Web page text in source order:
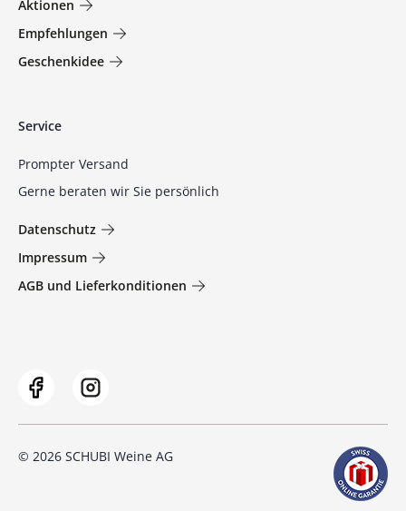
Aktionen
Empfehlungen
Geschenkidee
Service
Prompter Versand
Gerne beraten wir Sie persönlich
Datenschutz
Impressum
AGB und Lieferkonditionen
© 2026 SCHUBI Weine AG